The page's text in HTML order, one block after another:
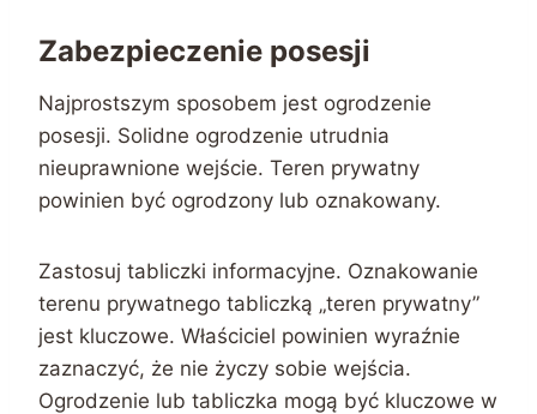
Zabezpieczenie posesji
Najprostszym sposobem jest ogrodzenie
posesji. Solidne ogrodzenie utrudnia
nieuprawnione wejście. Teren prywatny
powinien być ogrodzony lub oznakowany.
Zastosuj tabliczki informacyjne. Oznakowanie
terenu prywatnego tabliczką „teren prywatny”
jest kluczowe. Właściciel powinien wyraźnie
zaznaczyć, że nie życzy sobie wejścia.
Ogrodzenie lub tabliczka mogą być kluczowe w